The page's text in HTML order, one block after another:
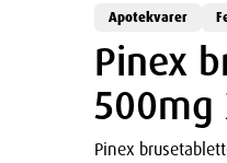
Apotekvarer
Pinex
500mg
Pinex